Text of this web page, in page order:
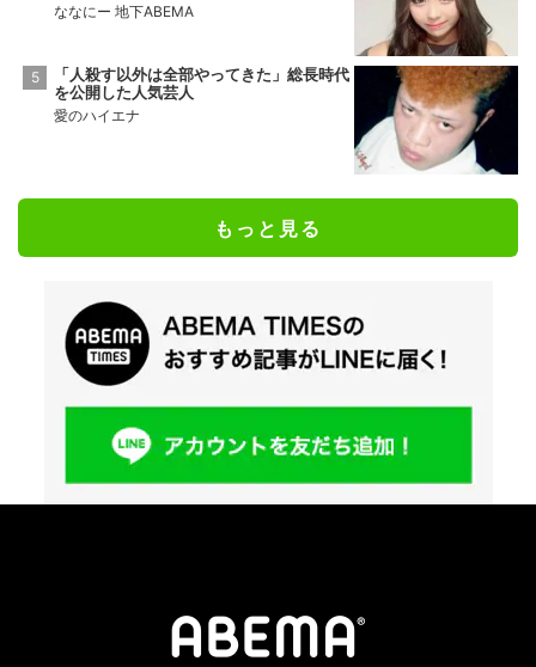
ななにー 地下ABEMA
「人殺す以外は全部やってきた」総長時代
を公開した人気芸人
愛のハイエナ
もっと見る